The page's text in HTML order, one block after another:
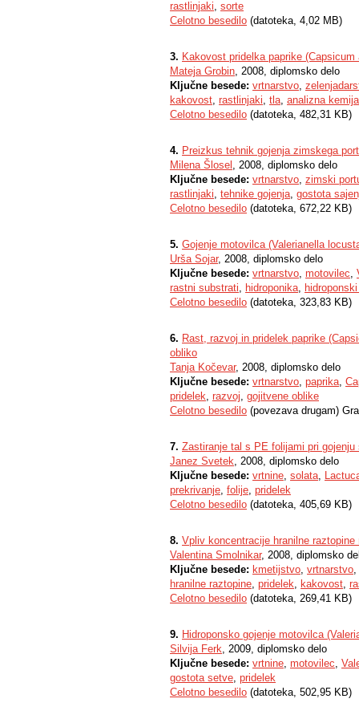
rastlinjaki, sorte
Celotno besedilo (datoteka, 4,02 MB)
3. Kakovost pridelka paprike
Mateja Grobin, 2008, diplomsko delo
Ključne besede: vrtnarstvo,
kakovost, rastlinjaki, tla, analizna kemija
Celotno besedilo (datoteka, 482,31 KB)
4. Preizkus tehnik gojenja zimskega
Milena Šlosel , 2008, diplomsko delo
Ključne besede: vrtnarstvo, zimski
rastlinjaki, tehnike gojenja, gostota
Celotno besedilo (datoteka, 672,22 KB)
5. Gojenje motovilca (Valerianella
Urša Sojar, 2008, diplomsko delo
Ključne besede: vrtnarstvo, motovilec,
rastni substrati, hidroponika,
Celotno besedilo (datoteka, 323,83 KB)
6. Rast, razvoj in pridelek paprike
obliko
Tanja Kočevar, 2008, diplomsko delo
Ključne besede: vrtnarstvo, paprika,
pridelek, razvoj, gojitvene oblike
Celotno besedilo (povezava drugam)
7. Zastiranje tal s PE folijami pri gojenju
Janez Svetek, 2008, diplomsko delo
Ključne besede: vrtnine, solata,
prekrivanje, folije, pridelek
Celotno besedilo (datoteka, 405,69 KB)
8. Vpliv koncentracije hranilne
Valentina Smolnikar, 2008, diplomsko
Ključne besede: kmetijstvo, vrtnarstvo,
hranilne raztopine, pridelek, kakovost,
Celotno besedilo (datoteka, 269,41 KB)
9. Hidroponsko gojenje motovilca
Silvija Ferk, 2009, diplomsko delo
Ključne besede: vrtnine, motovilec,
gostota setve, pridelek
Celotno besedilo (datoteka, 502,95 KB)